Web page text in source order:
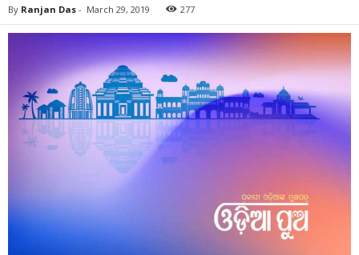
By Ranjan Das - March 29, 2019 277